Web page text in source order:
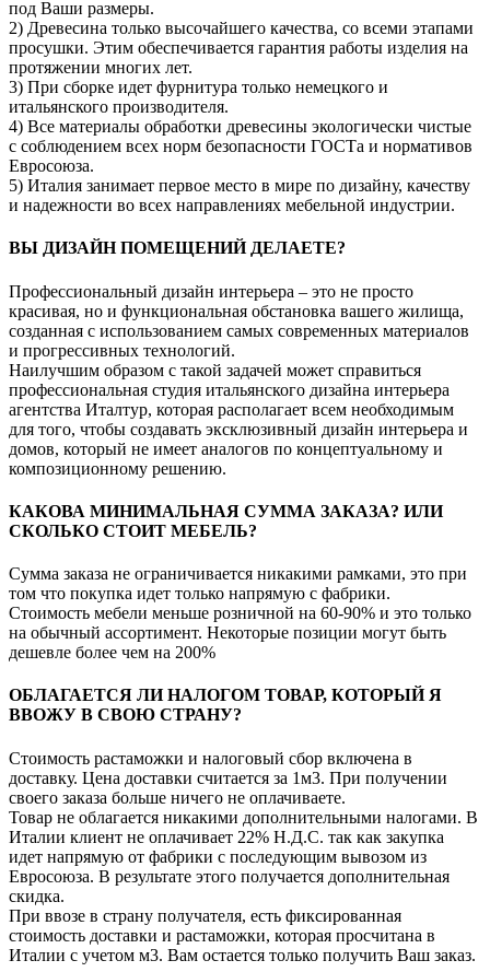
под Ваши размеры.
2) Древесина только высочайшего качества, со всеми этапами
просушки. Этим обеспечивается гарантия работы изделия на
протяжении многих лет.
3) При сборке идет фурнитура только немецкого и
итальянского производителя.
4) Все материалы обработки древесины экологически чистые
с соблюдением всех норм безопасности ГОСТа и нормативов
Евросоюза.
5) Италия занимает первое место в мире по дизайну, качеству
и надежности во всех направлениях мебельной индустрии.
ВЫ ДИЗАЙН ПОМЕЩЕНИЙ ДЕЛАЕТЕ?
Профессиональный дизайн интерьера – это не просто
красивая, но и функциональная обстановка вашего жилища,
созданная с использованием самых современных материалов
и прогрессивных технологий.
Наилучшим образом с такой задачей может справиться
профессиональная студия итальянского дизайна интерьера
агентства Италтур, которая располагает всем необходимым
для того, чтобы создавать эксклюзивный дизайн интерьера и
домов, который не имеет аналогов по концептуальному и
композиционному решению.
КАКОВА МИНИМАЛЬНАЯ СУММА ЗАКАЗА? ИЛИ
СКОЛЬКО СТОИТ МЕБЕЛЬ?
Сумма заказа не ограничивается никакими рамками, это при
том что покупка идет только напрямую с фабрики.
Стоимость мебели меньше розничной на 60-90% и это только
на обычный ассортимент. Некоторые позиции могут быть
дешевле более чем на 200%
ОБЛАГАЕТСЯ ЛИ НАЛОГОМ ТОВАР, КОТОРЫЙ Я
ВВОЖУ В СВОЮ СТРАНУ?
Стоимость растаможки и налоговый сбор включена в
доставку. Цена доставки считается за 1м3. При получении
своего заказа больше ничего не оплачиваете.
Товар не облагается никакими дополнительными налогами. В
Италии клиент не оплачивает 22% Н.Д.С. так как закупка
идет напрямую от фабрики с последующим вывозом из
Евросоюза. В результате этого получается дополнительная
скидка.
При ввозе в страну получателя, есть фиксированная
стоимость доставки и растаможки, которая просчитана в
Италии с учетом м3. Вам остается только получить Ваш заказ.